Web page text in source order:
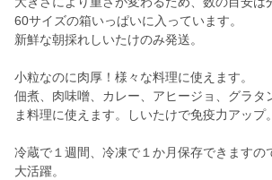
60サイズの箱いっぱいに入っています。
新鮮な朝採れしいたけのみ発送。
小粒なのに肉厚！様々な料理に使えます。
佃煮、肉味噌、カレー、アヒージョ、グラタ
ま料理に使えます。しいたけで免疫力アップ。
冷蔵で１週間、冷凍で１か月保存できますの
大活躍。